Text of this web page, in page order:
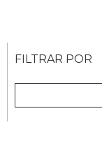
FILTRAR POR